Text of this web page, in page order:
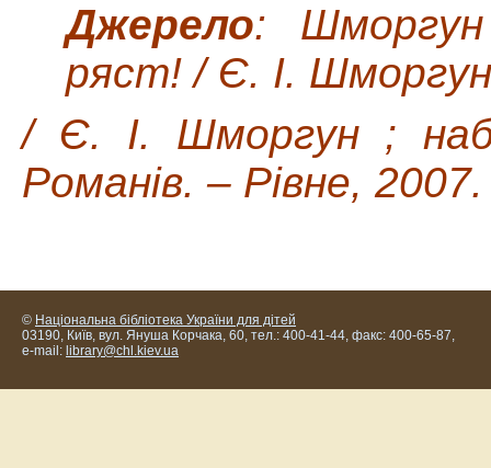
Джерело: Шморгун
ряст! / Є. І.
/ Є. І. Шморгун ;
Романів. – Рівне,
© Національна бібліотека України для дітей
03190, Київ, вул. Януша Корчака, 60, тел.: 400-41-44, факс: 400-65-87,
e-mail: library@chl.kiev.ua